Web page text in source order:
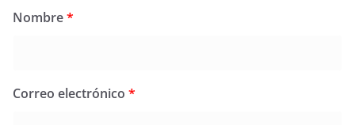
Nombre*
Correo electrónico *